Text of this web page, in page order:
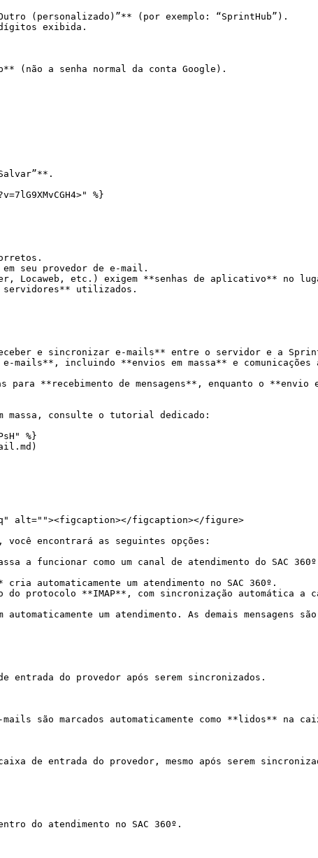
(personalizado)”** (por exemplo: “SprintHub”).
exibida.
(não a senha normal da conta Google).
%}
seu provedor de e-mail.
Locaweb, etc.) exigem **senhas de aplicativo** no
utilizados.
e sincronizar e-mails** entre o servidor e a
mails**, incluindo **envios em massa** e comunicações
para **recebimento de mensagens**, enquanto o
massa, consulte o tutorial dedicado:
%}
alt=""><figcaption></figcaption></figure>
encontrará as seguintes opções:
a funcionar como um canal de atendimento do SAC
automaticamente um atendimento no SAC 360º.
do protocolo **IMAP**, com sincronização automática a
um atendimento. As demais mensagens
entrada do provedor após serem sincronizados.
são marcados automaticamente como **lidos** na
de entrada do provedor, mesmo após serem
do atendimento no SAC 360º.